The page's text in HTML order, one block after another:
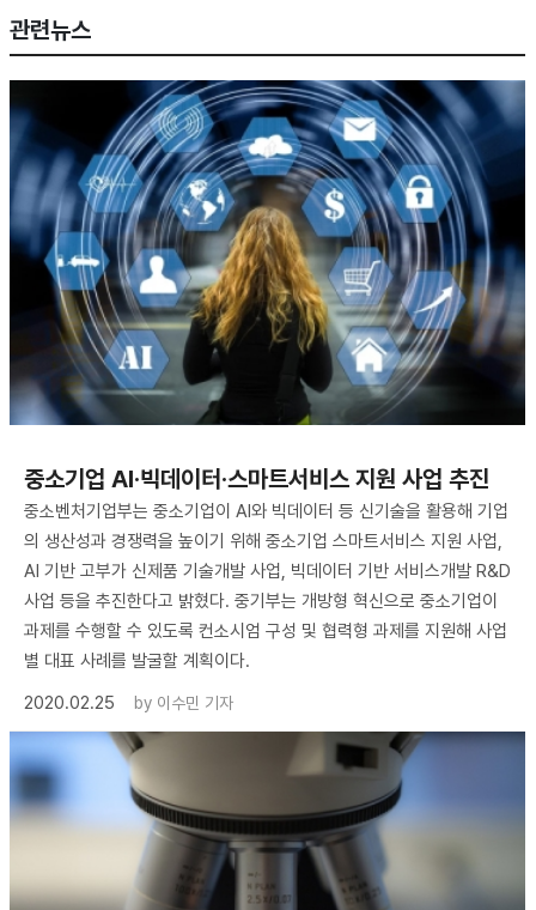
관련뉴스
​중소기업 AI·빅데이터·스마트서비스 지원 사업 추진
중소벤처기업부는 중소기업이 AI와 빅데이터 등 신기술을 활용해 기업
의 생산성과 경쟁력을 높이기 위해 중소기업 스마트서비스 지원 사업,
AI 기반 고부가 신제품 기술개발 사업, 빅데이터 기반 서비스개발 R&D
사업 등을 추진한다고 밝혔다. 중기부는 개방형 혁신으로 중소기업이
과제를 수행할 수 있도록 컨소시엄 구성 및 협력형 과제를 지원해 사업
별 대표 사례를 발굴할 계획이다.
2020.02.25
by 이수민 기자